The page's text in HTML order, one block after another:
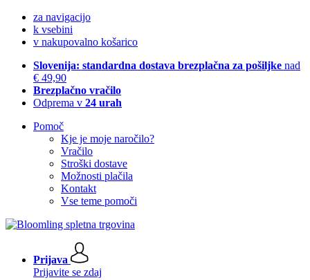
za navigacijo
k vsebini
v nakupovalno košarico
Slovenija: standardna dostava brezplačna za pošiljke nad
€ 49,90
Brezplačno vračilo
Odprema v 24 urah
Pomoč
Kje je moje naročilo?
Vračilo
Stroški dostave
Možnosti plačila
Kontakt
Vse teme pomoči
Prijava
Prijavite se zdaj